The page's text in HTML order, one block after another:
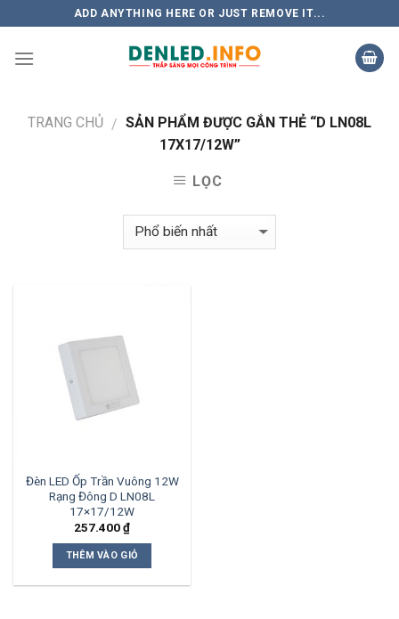
to
content
ADD ANYTHING HERE OR JUST REMOVE IT...
TRANG CHỦ / SẢN PHẨM ĐƯỢC GẮN THẺ “D LN08L
17X17/12W”
LỌC
Đèn LED Ốp Trần Vuông 12W
Rạng Đông D LN08L
17×17/12W
257.400₫
THÊM VÀO GIỎ